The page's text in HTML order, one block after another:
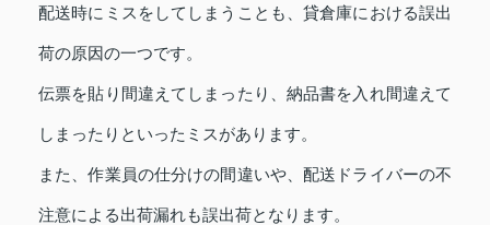
配送時にミスをしてしまうことも、貸倉庫における誤出
荷の原因の一つです。
伝票を貼り間違えてしまったり、納品書を入れ間違えて
しまったりといったミスがあります。
また、作業員の仕分けの間違いや、配送ドライバーの不
注意による出荷漏れも誤出荷となります。